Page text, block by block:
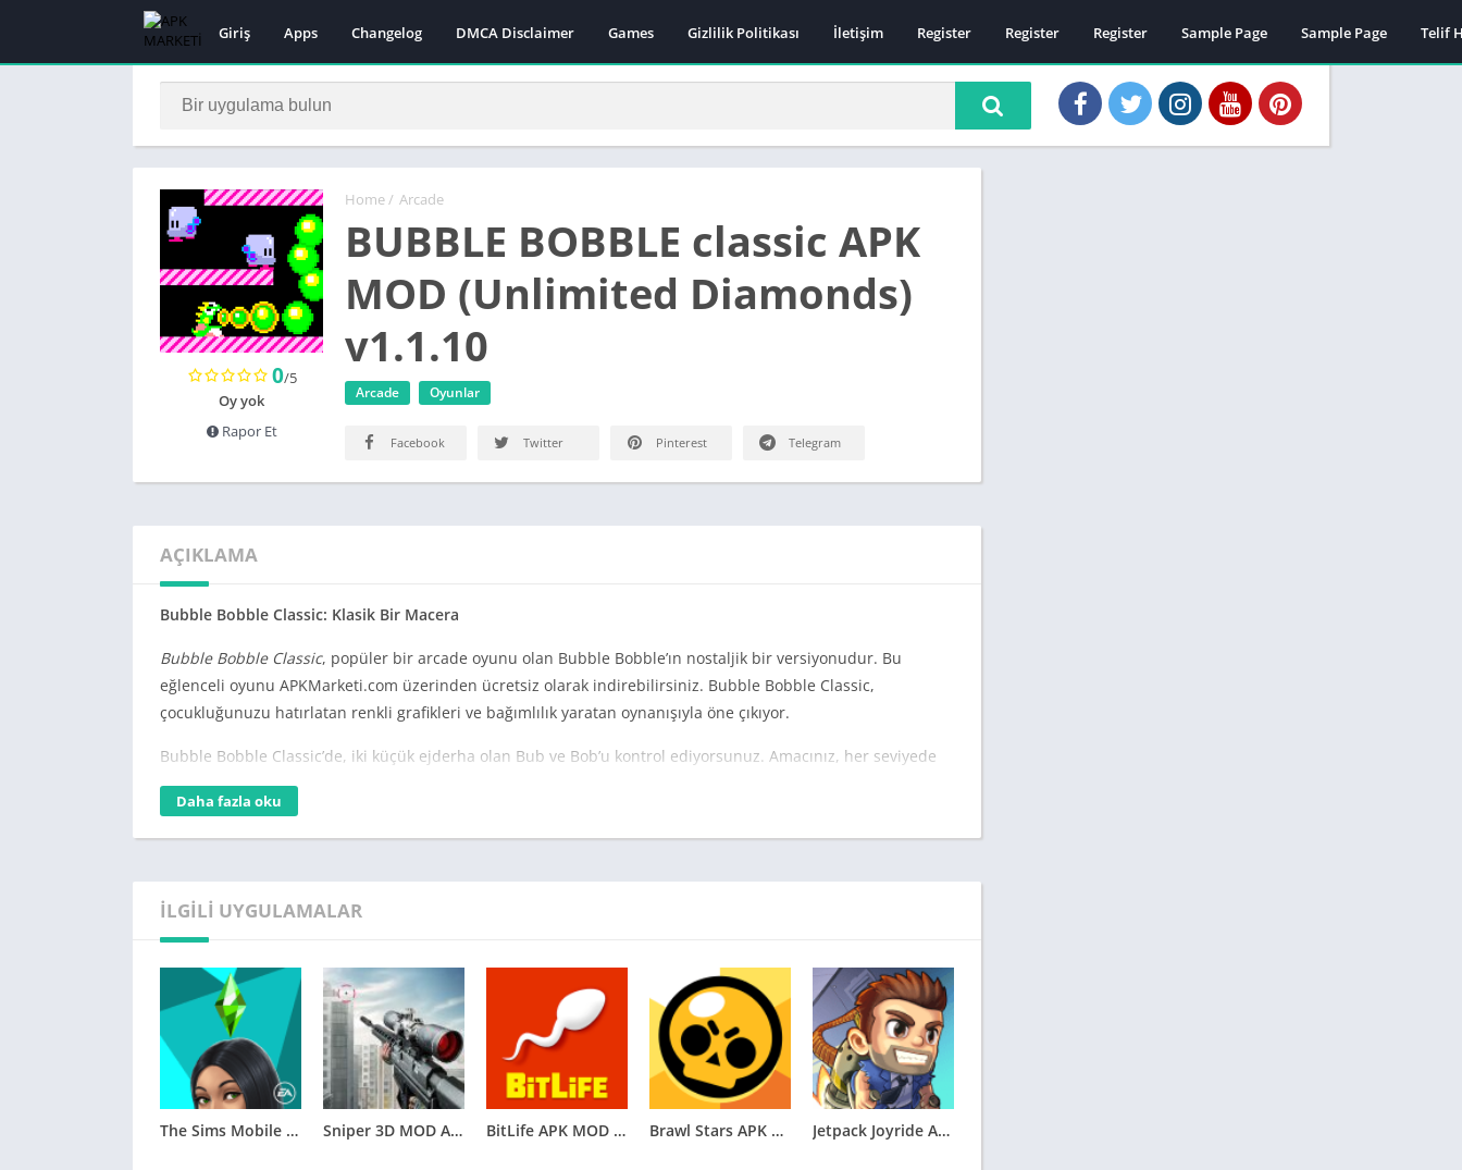
Giriş Apps Changelog DMCA Disclaimer Games Gizlilik Politikası İletişim Register Register Register Sample Page Sample Page Telif
Home/ Arcade
BUBBLE BOBBLE classic APK
MOD (Unlimited Diamonds)
v1.1.10
Arcade Oyunlar
0/5
Oy yok
Rapor Et
Facebook Twitter Pinterest Telegram
AÇIKLAMA
Bubble Bobble Classic: Klasik Bir Macera
Bubble Bobble Classic, popüler bir arcade oyunu olan Bubble Bobble’ın nostaljik bir versiyonudur. Bu
eğlenceli oyunu APKMarketi.com üzerinden ücretsiz olarak indirebilirsiniz. Bubble Bobble Classic,
çocukluğunuzu hatırlatan renkli grafikleri ve bağımlılık yaratan oynanışıyla öne çıkıyor.
Bubble Bobble Classic’de, iki küçük ejderha olan Bub ve Bob’u kontrol ediyorsunuz. Amacınız, her seviyede
düşmanları balonlara hapsetmek ve onları patlatarak ilerlemektir. Oyun boyunca power-up’ları toplayarak
güçlenir ve zorlu düşmanlara karşı avantaj elde edersiniz.
rekabet edebilirsiniz. Oyunun renkli dünyasında unutulmaz anlar yaşayacak ve çocukluğunuzun eğlencesini
yeniden keşfedeceksiniz.
işlemi için APKMarketi.com’u ziyaret edebilirsiniz.
Bubble Bobble Classic’i ücretsiz indirmek için APKMarketi.com’u ziyaret edebilirsiniz: APKMarketi.com.
Daha fazla oku
İLGILI UYGULAMALAR
The Sims Mobile MOD APK v39.0.2.145308 (Unlimited Money) Sniper 3D MOD APK (Unlimited Money) v4.19.0 BitLife APK MOD (Unlocked Bitizenship) v3.8.12 Brawl Stars APK MOD (Unlimited Money) v49.194 Jetpack Joyride APK MOD (Unlimited Coins) v1.77.3